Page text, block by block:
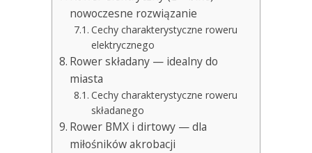
nowoczesne rozwiązanie
Cechy charakterystyczne roweru
elektrycznego
Rower składany — idealny do
miasta
Cechy charakterystyczne roweru
składanego
Rower BMX i dirtowy — dla
miłośników akrobacji